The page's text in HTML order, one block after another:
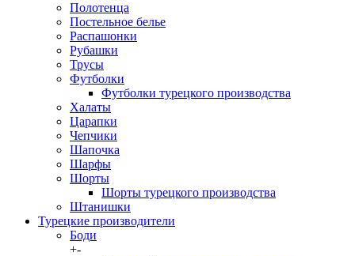
Полотенца
Постельное белье
Распашонки
Рубашки
Трусы
Футболки
Футболки турецкого производства
Халаты
Царапки
Чепчики
Шапочка
Шарфы
Шорты
Шорты турецкого производства
Штанишки
Турецкие производители
Боди
+-